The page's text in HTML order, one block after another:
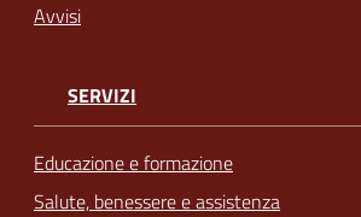
Avvisi
SERVIZI
Educazione e formazione
Salute, benessere e assistenza